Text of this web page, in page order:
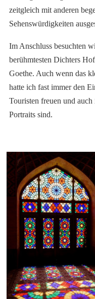
zeitgleich mit anderen
Sehenswürdigkeiten
Im Anschluss besuchten
berühmtesten Dichters
Goethe. Auch wenn das
hatte ich fast immer den
Touristen freuen und
Portraits sind.